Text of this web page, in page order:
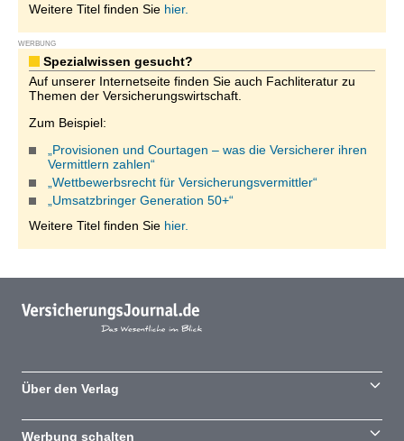
Weitere Titel finden Sie hier.
WERBUNG
Spezialwissen gesucht?
Auf unserer Internetseite finden Sie auch Fachliteratur zu
Themen der Versicherungswirtschaft.
Zum Beispiel:
„Provisionen und Courtagen – was die Versicherer ihren
Vermittlern zahlen“
„Wettbewerbsrecht für Versicherungsvermittler“
„Umsatzbringer Generation 50+“
Weitere Titel finden Sie hier.
Über den Verlag
Werbung schalten